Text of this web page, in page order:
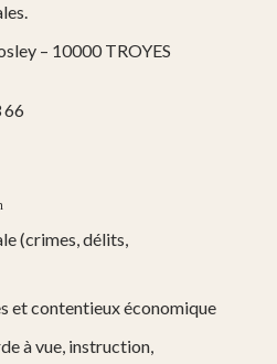
– 10000 TROYES
66
(crimes, délits,
et contentieux économique
à vue, instruction,